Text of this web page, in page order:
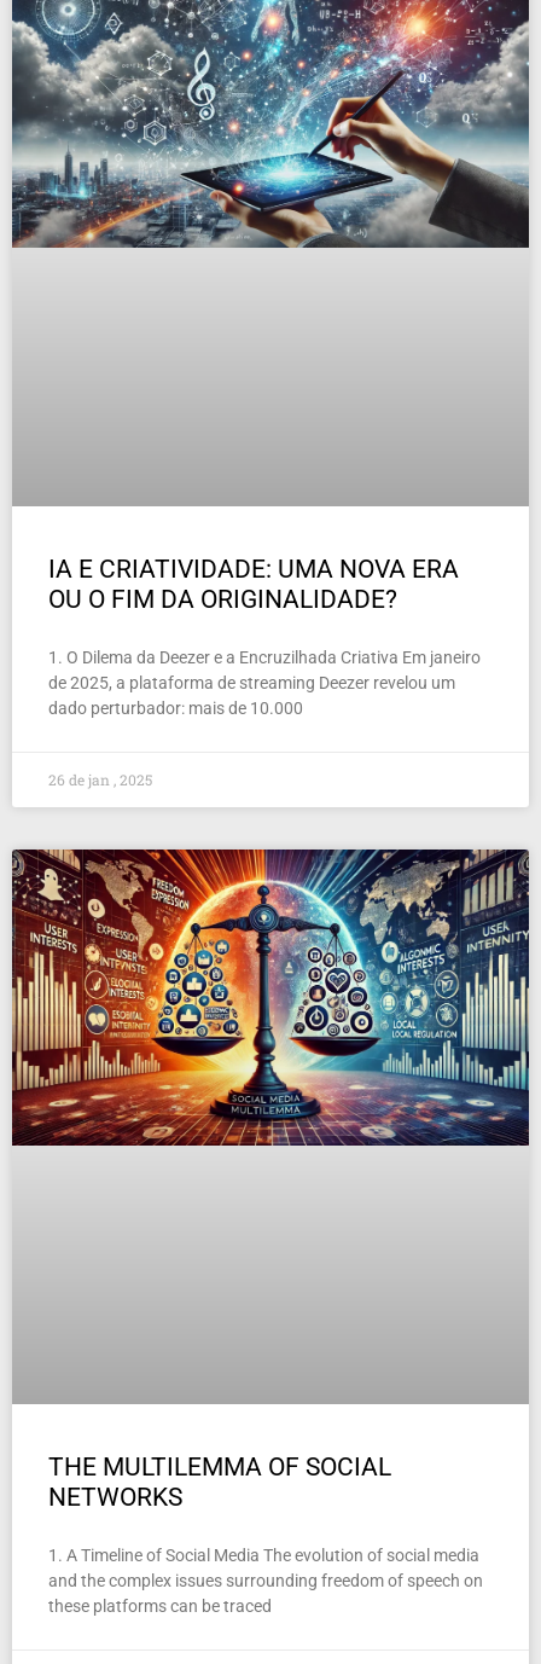
IA E CRIATIVIDADE: UMA NOVA ERA
OU O FIM DA ORIGINALIDADE?
1. O Dilema da Deezer e a Encruzilhada Criativa Em janeiro
de 2025, a plataforma de streaming Deezer revelou um
dado perturbador: mais de 10.000
26 de jan , 2025
THE MULTILEMMA OF SOCIAL
NETWORKS
1. A Timeline of Social Media The evolution of social media
and the complex issues surrounding freedom of speech on
these platforms can be traced